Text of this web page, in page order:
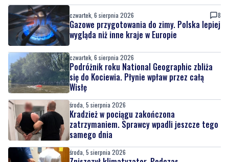
czwartek, 6 sierpnia 2026
Podróżnik roku National Geographic zbliża
się do Kociewia. Płynie wpław przez całą
Wisłę
środa, 5 sierpnia 2026
Kradzież w pociągu zakończona
zatrzymaniem. Sprawcy wpadli jeszcze tego
samego dnia
środa, 5 sierpnia 2026
Zniszczył klimatyzator. Podczas
zatrzymania wyszło na jaw, że był
poszukiwany